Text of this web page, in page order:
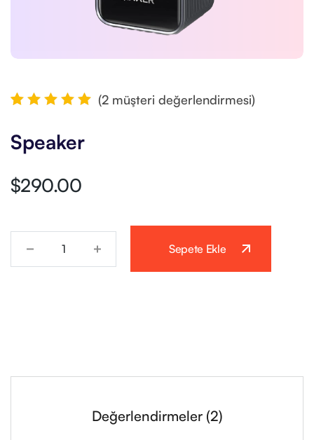
dayanarak
5.00
puan aldı
(2 müşteri değerlendirmesi)
Speaker
$290.00
Sepete Ekle
Değerlendirmeler (2)